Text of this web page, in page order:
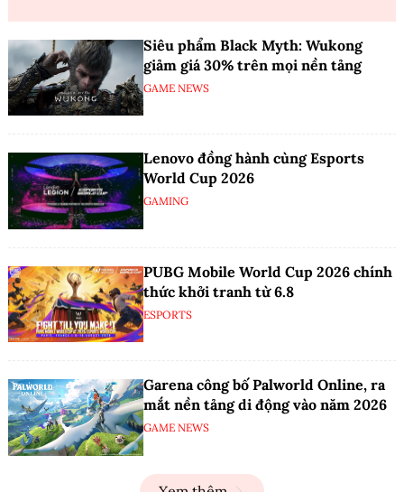
Siêu phẩm Black Myth: Wukong
giảm giá 30% trên mọi nền tảng
GAME NEWS
Lenovo đồng hành cùng Esports
World Cup 2026
GAMING
PUBG Mobile World Cup 2026 chính
thức khởi tranh từ 6.8
ESPORTS
Garena công bố Palworld Online, ra
mắt nền tảng di động vào năm 2026
GAME NEWS